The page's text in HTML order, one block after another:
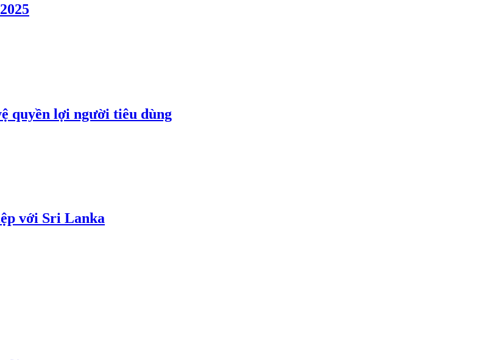
quyền lợi người tiêu dùng
với Sri Lanka